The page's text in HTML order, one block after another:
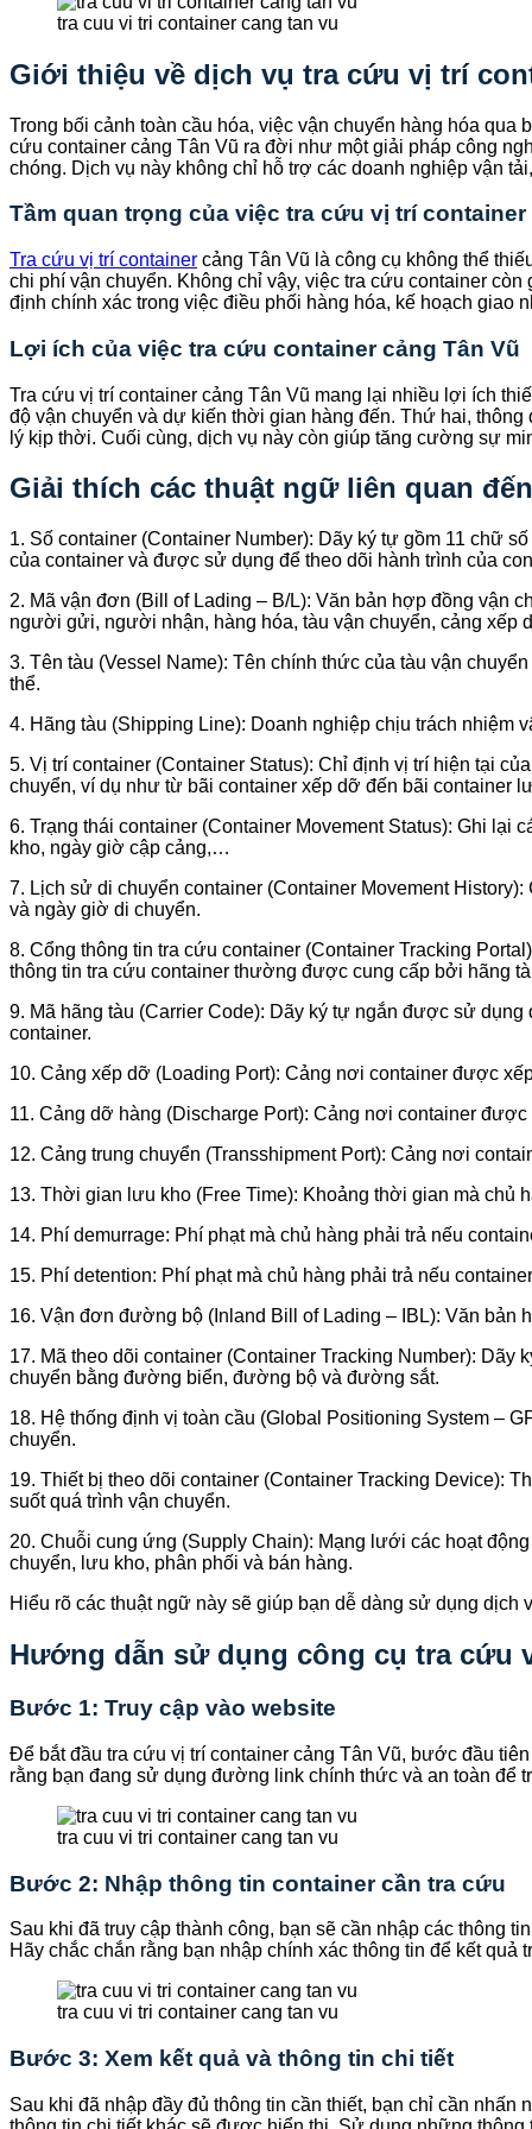
tra cuu vi tri container cang tan vu
Giới thiệu về dịch vụ tra cứu vị trí
Trong bối cảnh toàn cầu hóa, việc vận chuyển hàng hóa
cứu container cảng Tân Vũ ra đời như một giải pháp công
chóng. Dịch vụ này không chỉ hỗ trợ các doanh nghiệp vận
Tầm quan trọng của việc tra cứu vị trí container
Tra cứu vị trí container cảng Tân Vũ là công cụ không thể
chi phí vận chuyển. Không chỉ vậy, việc tra cứu container
định chính xác trong việc điều phối hàng hóa, kế hoạch giao
Lợi ích của việc tra cứu container cảng Tân Vũ
Tra cứu vị trí container cảng Tân Vũ mang lại nhiều lợi ích
độ vận chuyển và dự kiến thời gian hàng đến. Thứ hai,
lý kịp thời. Cuối cùng, dịch vụ này còn giúp tăng cường sự
Giải thích các thuật ngữ liên quan
1. Số container (Container Number): Dãy ký tự gồm 11 chữ
của container và được sử dụng để theo dõi hành trình của
2. Mã vận đơn (Bill of Lading – B/L): Văn bản hợp đồng vận
người gửi, người nhận, hàng hóa, tàu vận chuyển, cảng xếp
3. Tên tàu (Vessel Name): Tên chính thức của tàu vận
thể.
4. Hãng tàu (Shipping Line): Doanh nghiệp chịu trách
5. Vị trí container (Container Status): Chỉ định vị trí hiện tại
chuyển, ví dụ như từ bãi container xếp dỡ đến bãi container
6. Trạng thái container (Container Movement Status): Ghi lại
kho, ngày giờ cập cảng,…
7. Lịch sử di chuyển container (Container Movement
và ngày giờ di chuyển.
8. Cổng thông tin tra cứu container (Container Tracking
thông tin tra cứu container thường được cung cấp bởi hãng
9. Mã hãng tàu (Carrier Code): Dãy ký tự ngắn được sử
container.
10. Cảng xếp dỡ (Loading Port): Cảng nơi container được
11. Cảng dỡ hàng (Discharge Port): Cảng nơi container
12. Cảng trung chuyển (Transshipment Port): Cảng nơi
13. Thời gian lưu kho (Free Time): Khoảng thời gian mà chủ
14. Phí demurrage: Phí phạt mà chủ hàng phải trả nếu
15. Phí detention: Phí phạt mà chủ hàng phải trả nếu
16. Vận đơn đường bộ (Inland Bill of Lading – IBL): Văn
17. Mã theo dõi container (Container Tracking Number):
chuyển bằng đường biển, đường bộ và đường sắt.
18. Hệ thống định vị toàn cầu (Global Positioning System –
chuyển.
19. Thiết bị theo dõi container (Container Tracking Device):
suốt quá trình vận chuyển.
20. Chuỗi cung ứng (Supply Chain): Mạng lưới các hoạt
chuyển, lưu kho, phân phối và bán hàng.
Hiểu rõ các thuật ngữ này sẽ giúp bạn dễ dàng sử dụng
Hướng dẫn sử dụng công cụ tra cứu
Bước 1: Truy cập vào website
Để bắt đầu tra cứu vị trí container cảng Tân Vũ, bước đầu
rằng bạn đang sử dụng đường link chính thức và an toàn để
tra cuu vi tri container cang tan vu
Bước 2: Nhập thông tin container cần tra cứu
Sau khi đã truy cập thành công, bạn sẽ cần nhập các thông
Hãy chắc chắn rằng bạn nhập chính xác thông tin để kết quả
tra cuu vi tri container cang tan vu
Bước 3: Xem kết quả và thông tin chi tiết
Sau khi đã nhập đầy đủ thông tin cần thiết, bạn chỉ cần